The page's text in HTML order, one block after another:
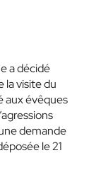
a décidé
la visite du
aux évêques
demande
le 21